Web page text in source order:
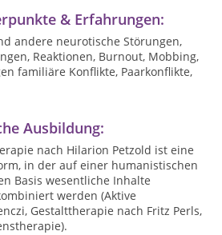
& Erfahrungen:
andere neurotische Störungen,
Reaktionen, Burnout, Mobbing,
familiäre Konflikte, Paarkonflikte,
Ausbildung:
nach Hilarion Petzold ist eine
in der auf einer humanistischen
Basis wesentliche Inhalte
werden (Aktive
Gestalttherapie nach Fritz Perls,